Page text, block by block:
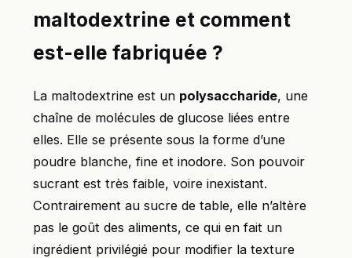
maltodextrine et comment
est-elle fabriquée ?
La maltodextrine est un polysaccharide, une
chaîne de molécules de glucose liées entre
elles. Elle se présente sous la forme d’une
poudre blanche, fine et inodore. Son pouvoir
sucrant est très faible, voire inexistant.
Contrairement au sucre de table, elle n’altère
pas le goût des aliments, ce qui en fait un
ingrédient privilégié pour modifier la texture